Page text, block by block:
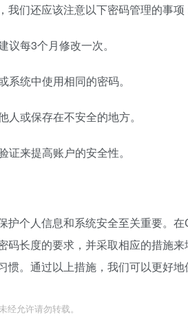
我们还应该注意以下密码管理的事项
议每3个月修改一次。
系统中使用相同的密码。
人或保存在不安全的地方。
证来提高账户的安全性。
护个人信息和系统安全至关重要。
码长度的要求，并采取相应的措施
惯。通过以上措施，我们可以更好地
经允许请勿转载。